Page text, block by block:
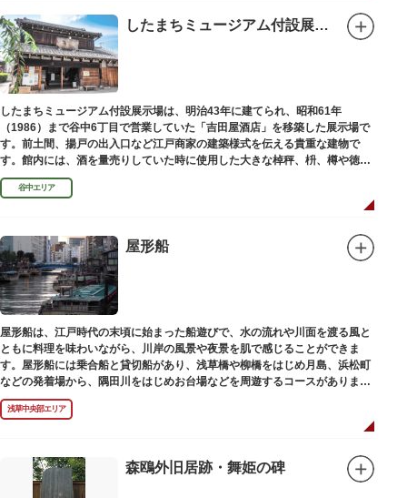
したまちミュージアム付設展示場（旧吉田屋酒店）
したまちミュージアム付設展示場は、明治43年に建てられ、昭和61年
（1986）まで谷中6丁目で営業していた「吉田屋酒店」を移築した展示場で
す。前土間、揚戸の出入口など江戸商家の建築様式を伝える貴重な建物で
す。館内には、酒を量売りしていた時に使用した大きな棹秤、枡、樽や徳
利、宣伝用ポスターなどの資料を展示しています。
谷中エリア
屋形船
屋形船は、江戸時代の末頃に始まった船遊びで、水の流れや川面を渡る風と
ともに料理を味わいながら、川岸の風景や夜景を肌で感じることができま
す。屋形船には乗合船と貸切船があり、浅草橋や柳橋をはじめ月島、浜松町
などの発着場から、隅田川をはじめお台場などを周遊するコースがありま
す。
浅草中央部エリア
森鴎外旧居跡・舞姫の碑